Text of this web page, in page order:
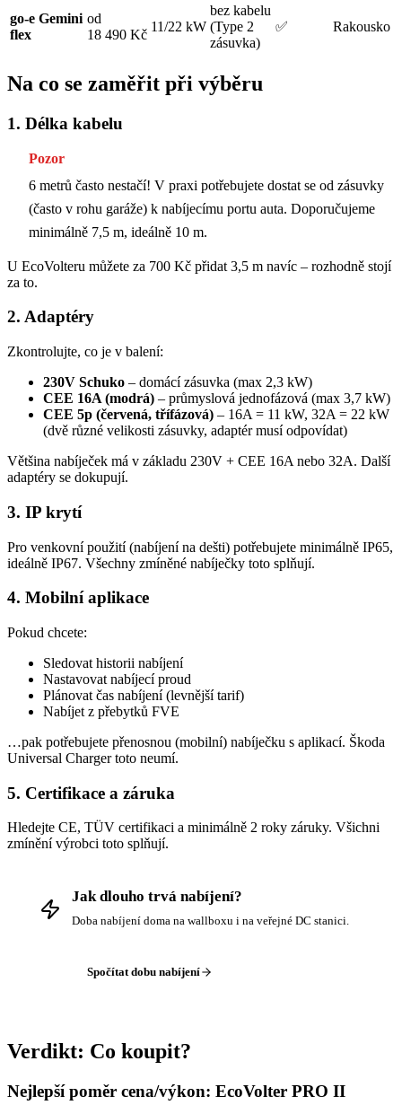
go-e Gemini
flex
od
18 490 Kč
11/22 kW
bez kabelu
(Type 2
zásuvka)
✅ Rakousko
Na co se zaměřit při výběru
1. Délka kabelu
Pozor
6 metrů často nestačí! V praxi potřebujete dostat se od zásuvky
(často v rohu garáže) k nabíjecímu portu auta. Doporučujeme
minimálně 7,5 m, ideálně 10 m.
U EcoVolteru můžete za 700 Kč přidat 3,5 m navíc – rozhodně stojí
za to.
2. Adaptéry
Zkontrolujte, co je v balení:
230V Schuko – domácí zásuvka (max 2,3 kW)
CEE 16A (modrá) – průmyslová jednofázová (max 3,7 kW)
CEE 5p (červená, třífázová) – 16A = 11 kW, 32A = 22 kW
(dvě různé velikosti zásuvky, adaptér musí odpovídat)
Většina nabíječek má v základu 230V + CEE 16A nebo 32A. Další
adaptéry se dokupují.
3. IP krytí
Pro venkovní použití (nabíjení na dešti) potřebujete minimálně IP65,
ideálně IP67. Všechny zmíněné nabíječky toto splňují.
4. Mobilní aplikace
Pokud chcete:
Sledovat historii nabíjení
Nastavovat nabíjecí proud
Plánovat čas nabíjení (levnější tarif)
Nabíjet z přebytků FVE
…pak potřebujete přenosnou (mobilní) nabíječku s aplikací. Škoda
Universal Charger toto neumí.
5. Certifikace a záruka
Hledejte CE, TÜV certifikaci a minimálně 2 roky záruky. Všichni
zmínění výrobci toto splňují.
Jak dlouho trvá nabíjení?
Doba nabíjení doma na wallboxu i na veřejné DC stanici.
Spočítat dobu nabíjení
Verdikt: Co koupit?
Nejlepší poměr cena/výkon: EcoVolter PRO II